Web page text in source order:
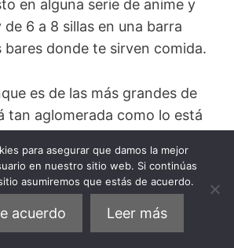
en alguna serie de anime y
de 6 a 8 sillas en una barra
bares donde te sirven comida.
es de las más grandes de
tan aglomerada como lo está
de los 3
para asegurar que damos la mejor
en nuestro sitio web. Si continúas
asumiremos que estás de acuerdo.
acuerdo Leer más